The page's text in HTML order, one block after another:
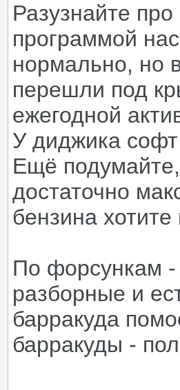
Разузнайте
программой
нормально, но
перешли под
ежегодной
У диджика
Ещё
достаточно
бензина
По форсункам
разборные и
барракуда
барракуды -